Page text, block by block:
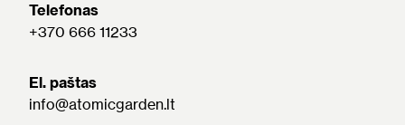
Telefonas
+370 666 11233
El. paštas
info@atomicgarden.lt